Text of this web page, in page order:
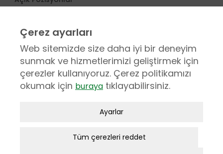
Çerez ayarları
Web sitemizde size daha iyi bir deneyim
sunmak ve hizmetlerimizi geliştirmek için
çerezler kullanıyoruz. Çerez politikamızı
okumak için buraya tıklayabilirsiniz.
Zorunlu / Teknik Çerezler
özelliklerinden faydalanabilmek için
Ayarlar
Tüm çerezleri reddet
KURUMSAL
MEDİKAL
ENDÜSTRİYEL